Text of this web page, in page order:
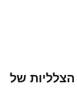
של